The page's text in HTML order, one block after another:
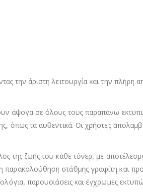
την άριστη λειτουργία και την
άψογα σε όλους τους παραπάνω
όπως τα αυθεντικά. Οι χρήστες
της ζωής του κάθε τόνερ, με
στάθμης γραφίτη και
παρουσιάσεις και έγχρωμες